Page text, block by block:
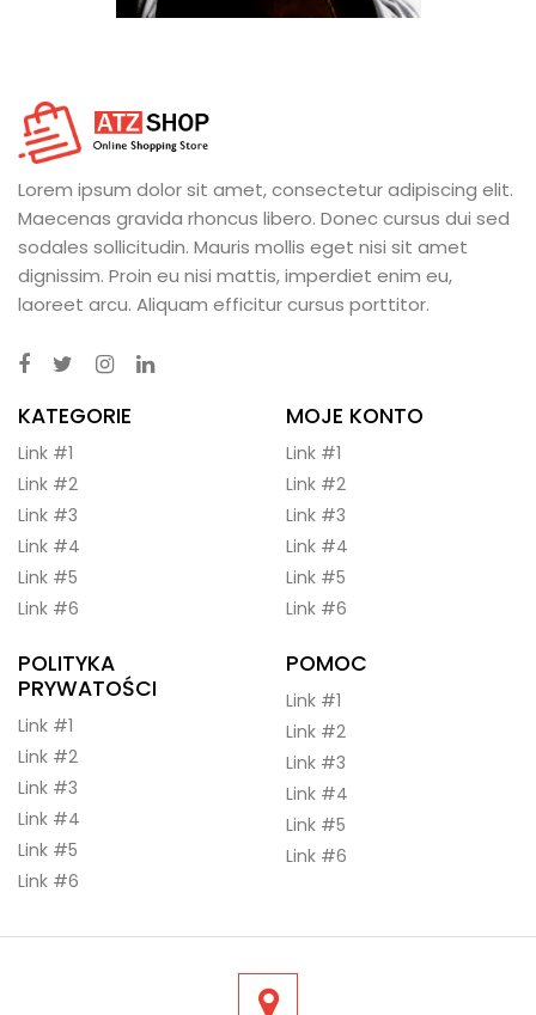
Lorem ipsum dolor sit amet, consectetur adipiscing elit.
Maecenas gravida rhoncus libero. Donec cursus dui sed
sodales sollicitudin. Mauris mollis eget nisi sit amet
dignissim. Proin eu nisi mattis, imperdiet enim eu,
laoreet arcu. Aliquam efficitur cursus porttitor.
KATEGORIE
Link #1
Link #2
Link #3
Link #4
Link #5
Link #6
MOJE KONTO
Link #1
Link #2
Link #3
Link #4
Link #5
Link #6
POLITYKA
PRYWATOŚCI
Link #1
Link #2
Link #3
Link #4
Link #5
Link #6
POMOC
Link #1
Link #2
Link #3
Link #4
Link #5
Link #6